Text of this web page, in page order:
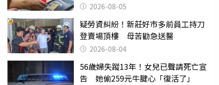
2026-08-05
疑勞資糾紛！新莊好市多前員工持刀
登賣場頂樓 母苦勸急送醫
2026-08-04
56歲婦失蹤13年！女兒已聲請死亡宣
告 她偷259元牛腱心「復活了」